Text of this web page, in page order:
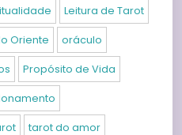
Leitura de Tarot
Oriente oráculo
Propósito de Vida
tarot do amor